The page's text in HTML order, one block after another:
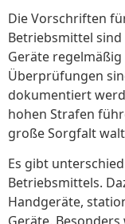
Die Vorschriften
Betriebsmittel sind
Geräte
Überprüfungen
dokumentiert
hohen Strafen
große Sorgfalt
Es gibt
Betriebsmittels.
Handgeräte,